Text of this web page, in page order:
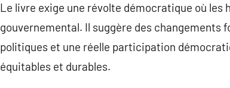
Le livre exige une révolte démocratique où
gouvernemental. Il suggère des changements
politiques et une réelle participation
équitables et durables.